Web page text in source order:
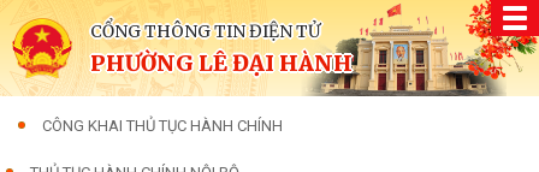
CỔNG THÔNG TIN ĐIỆN TỬ
PHƯỜNG LÊ ĐẠI HÀNH
CÔNG KHAI THỦ TỤC HÀNH CHÍNH